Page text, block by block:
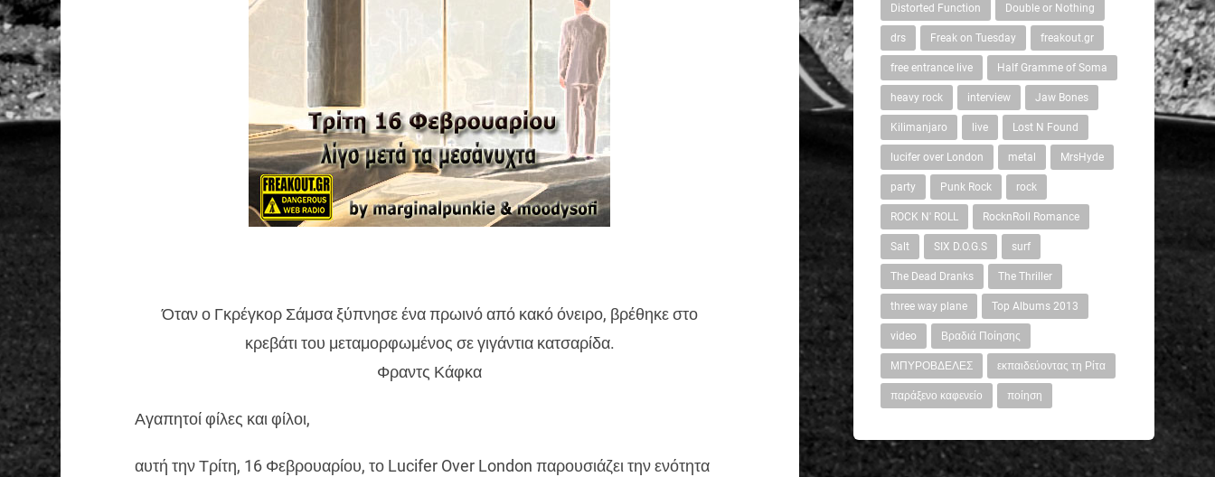
Όταν ο Γκρέγκορ Σάμσα ξύπνησε ένα πρωινό από κακό όνειρο, βρέθηκε στο
κρεβάτι του μεταμορφωμένος σε γιγάντια κατσαρίδα.
Φραντς Κάφκα
Αγαπητοί φίλες και φίλοι,
αυτή την Τρίτη, 16 Φεβρουαρίου, το Lucifer Over London παρουσιάζει την ενότητα
Distorted Function Double or Nothing
drs Freak on Tuesday freakout.gr
free entrance live Half Gramme of Soma
heavy rock interview Jaw Bones
Kilimanjaro live Lost N Found
lucifer over London metal MrsHyde
party Punk Rock rock
ROCK N' ROLL RocknRoll Romance
Salt SIX D.O.G.S surf
The Dead Dranks The Thriller
three way plane Top Albums 2013
video Βραδιά Ποίησης
ΜΠΥΡΟΒΔΕΛΕΣ εκπαιδεύοντας τη Ρίτα
παράξενο καφενείο ποίηση